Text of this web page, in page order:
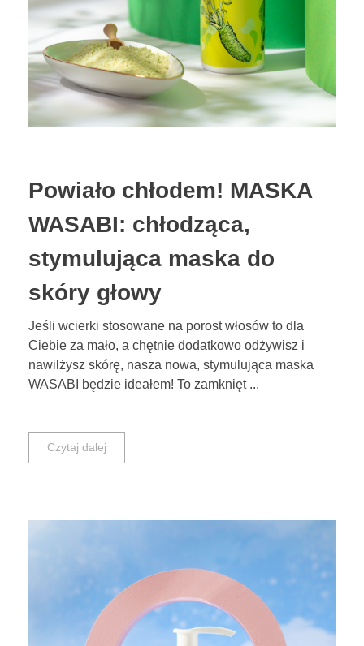
Powiało chłodem! MASKA
WASABI: chłodząca,
stymulująca maska do
skóry głowy
Jeśli wcierki stosowane na porost włosów to dla
Ciebie za mało, a chętnie dodatkowo odżywisz i
nawilżysz skórę, nasza nowa, stymulująca maska
WASABI będzie ideałem! To zamknięt ...
Czytaj dalej